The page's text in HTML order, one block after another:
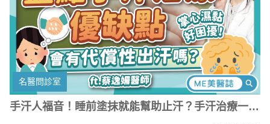
名醫問診室
手汗人福音！睡前塗抹就能幫助止汗？手汗治療一定